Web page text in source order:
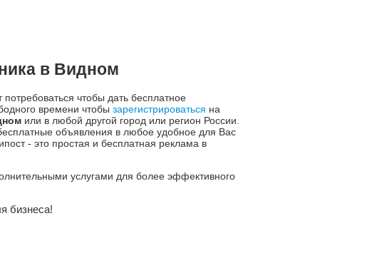
в Видном
чтобы дать бесплатное
времени чтобы зарегистрироваться на
или в любой другой город или регион России.
объявления в любое удобное для Вас
- это простая и бесплатная реклама в
услугами для более эффективного
бизнеса!